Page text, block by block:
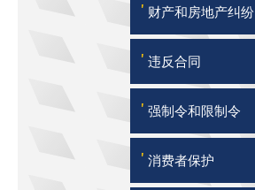
' 财产和房地产纠纷
' 违反合同
' 强制令和限制令
' 消费者保护